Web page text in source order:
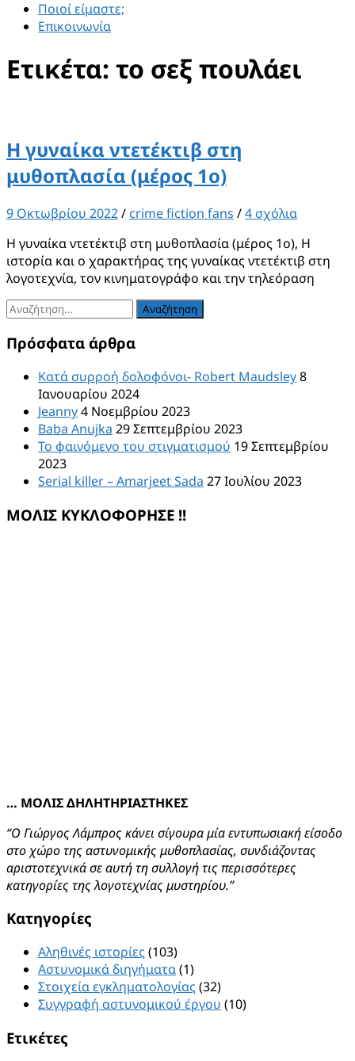
Ποιοί είμαστε;
Επικοινωνία
Ετικέτα: το σεξ πουλάει
Η γυναίκα ντετέκτιβ στη
μυθοπλασία (μέρος 1ο)
9 Οκτωβρίου 2022/ crime fiction fans /4 σχόλια
Η γυναίκα ντετέκτιβ στη μυθοπλασία (μέρος 1ο), Η
ιστορία και ο χαρακτήρας της γυναίκας ντετέκτιβ στη
λογοτεχνία, τον κινηματογράφο και την τηλεόραση
Αναζήτηση
για:
Πρόσφατα άρθρα
Κατά συρροή δολοφόνοι- Robert Maudsley8
Ιανουαρίου 2024
Jeanny4 Νοεμβρίου 2023
Baba Anujka 29 Σεπτεμβρίου 2023
Το φαινόμενο του στιγματισμού 19 Σεπτεμβρίου
2023
Serial killer – Amarjeet Sada 27 Ιουλίου 2023
ΜΟΛΙΣ ΚΥΚΛΟΦΟΡΗΣΕ !!
… ΜΟΛΙΣ ΔΗΛΗΤΗΡΙΑΣΤΗΚΕΣ
“Ο Γιώργος Λάμπρος κάνει σίγουρα μία εντυπωσιακή είσοδο
στο χώρο της αστυνομικής μυθοπλασίας, συνδιάζοντας
αριστοτεχνικά σε αυτή τη συλλογή τις περισσότερες
κατηγορίες της λογοτεχνίας μυστηρίου.”
Kατηγορίες
Αληθινές ιστορίες (103)
Αστυνομικά διηγήματα(1)
Στοιχεία εγκληματολογίας (32)
Συγγραφή αστυνομικού έργου (10)
Ετικέτες